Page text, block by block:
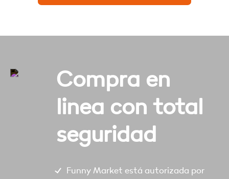
Compra en
linea con total
seguridad
Funny Market está autorizada por